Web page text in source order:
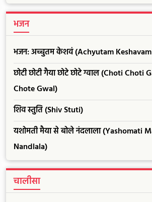
भजन
भजन: अच्चुतम केशवं (Achyutam
छोटी छोटी गैया छोटे छोटे ग्वाल (Choti Choti
Chote Gwal)
शिव स्तुति (Shiv Stuti)
यशोमती मैया से बोले नंदलाला (Yashomati
Nandlala)
चालीसा